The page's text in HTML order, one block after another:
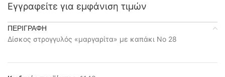
Εγγραφείτε για εμφάνιση τιμών
ΠΕΡΙΓΡΑΦΉ
Δίσκος στρογγυλός «μαργαρίτα» με καπάκι Νο 28